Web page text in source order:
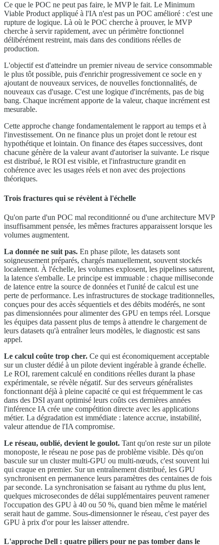
Ce que le POC ne peut pas faire, le MVP le fait. Le Minimum
Viable Product appliqué à l'IA n'est pas un POC amélioré : c'est une
rupture de logique. Là où le POC cherche à prouver, le MVP
cherche à servir rapidement, avec un périmètre fonctionnel
délibérément restreint, mais dans des conditions réelles de
production.
L'objectif est d'atteindre un premier niveau de service consommable
le plus tôt possible, puis d'enrichir progressivement ce socle en y
ajoutant de nouveaux services, de nouvelles fonctionnalités, de
nouveaux cas d'usage. C'est une logique d'incréments, pas de big
bang. Chaque incrément apporte de la valeur, chaque incrément est
mesurable.
Cette approche change fondamentalement le rapport au temps et à
l'investissement. On ne finance plus un projet dont le retour est
hypothétique et lointain. On finance des étapes successives, dont
chacune génère de la valeur avant d'autoriser la suivante. Le risque
est distribué, le ROI est visible, et l'infrastructure grandit en
cohérence avec les usages réels et non avec des projections
théoriques.
Trois fractures qui se révèlent à l'échelle
Qu'on parte d'un POC mal reconditionné ou d'une architecture MVP
insuffisamment pensée, les mêmes fractures apparaissent lorsque les
volumes augmentent.
La donnée ne suit pas. En phase pilote, les datasets sont
soigneusement préparés, chargés manuellement, souvent stockés
localement. À l'échelle, les volumes explosent, les pipelines saturent,
la latence s'emballe. Le principe est immuable : chaque milliseconde
de latence entre la source de données et l'unité de calcul est une
perte de performance. Les infrastructures de stockage traditionnelles,
conçues pour des accès séquentiels et des débits modérés, ne sont
pas dimensionnées pour alimenter des GPU en temps réel. Lorsque
les équipes data passent plus de temps à attendre le chargement de
leurs datasets qu'à entraîner leurs modèles, le diagnostic est sans
appel.
Le calcul coûte trop cher. Ce qui est économiquement acceptable
sur un cluster dédié à un pilote devient ingérable à grande échelle.
Le ROI, rarement calculé en conditions réelles durant la phase
expérimentale, se révèle négatif. Sur des serveurs généralistes
fonctionnant déjà à pleine capacité ce qui est fréquemment le cas
dans des DSI ayant optimisé leurs coûts ces dernières années
l'inférence IA crée une compétition directe avec les applications
métier. La dégradation est immédiate : latence accrue, instabilité,
valeur attendue de l'IA compromise.
Le réseau, oublié, devient le goulot. Tant qu'on reste sur un pilote
monoposte, le réseau ne pose pas de problème visible. Dès qu'on
bascule sur un cluster multi-GPU ou multi-nœuds, c'est souvent lui
qui craque en premier. Sur un entraînement distribué, les GPU
synchronisent en permanence leurs paramètres des centaines de fois
par seconde. La synchronisation se faisant au rythme du plus lent,
quelques microsecondes de délai supplémentaires peuvent ramener
l'occupation des GPU à 40 ou 50 %, quand bien même le matériel
serait haut de gamme. Sous-dimensionner le réseau, c'est payer des
GPU à prix d'or pour les laisser attendre.
L'approche Dell : quatre piliers pour ne pas tomber dans le